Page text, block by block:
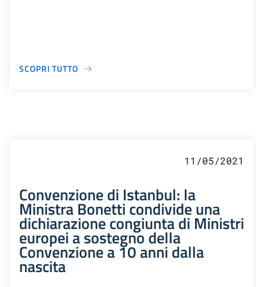
SCOPRI TUTTO
11/05/2021
Convenzione di Istanbul: la
Ministra Bonetti condivide una
dichiarazione congiunta di Ministri
europei a sostegno della
Convenzione a 10 anni dalla
nascita